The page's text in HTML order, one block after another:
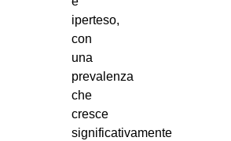
iperteso,
con
una
prevalenza
che
cresce
significativamente